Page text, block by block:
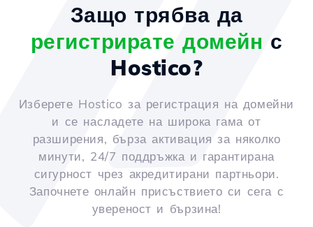
Защо трябва да
регистрирате домейн с
Hostico?
Изберете Hostico за регистрация на домейни
и се насладете на широка гама от
разширения, бърза активация за няколко
минути, 24/7 поддръжка и гарантирана
сигурност чрез акредитирани партньори.
Започнете онлайн присъствието си сега с
увереност и бързина!